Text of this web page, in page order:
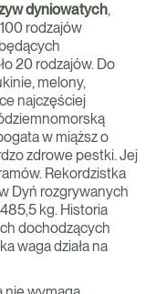
dyniowatych,
rodzajów
20 rodzajów. Do
melony,
najczęściej
w miąższ o
zdrowe pestki. Jej
Rekordzistka
Dyń rozgrywanych
kg. Historia
dochodzących
waga działa na